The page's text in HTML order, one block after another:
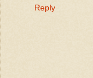
Reply